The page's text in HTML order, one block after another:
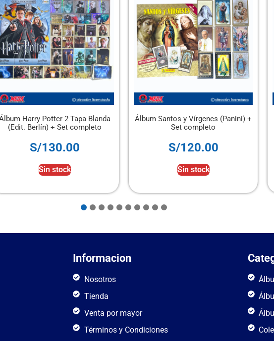
Álbum Santos y Vírgenes (Panini) +
Set completo
S/120.00
Sin stock
Álbum Tapa Dura Gold Mundial
2026 Panini
S/150.00
Añadir al carrito
Informacion
Nosotros
Tienda
Venta por mayor
Términos y Condiciones